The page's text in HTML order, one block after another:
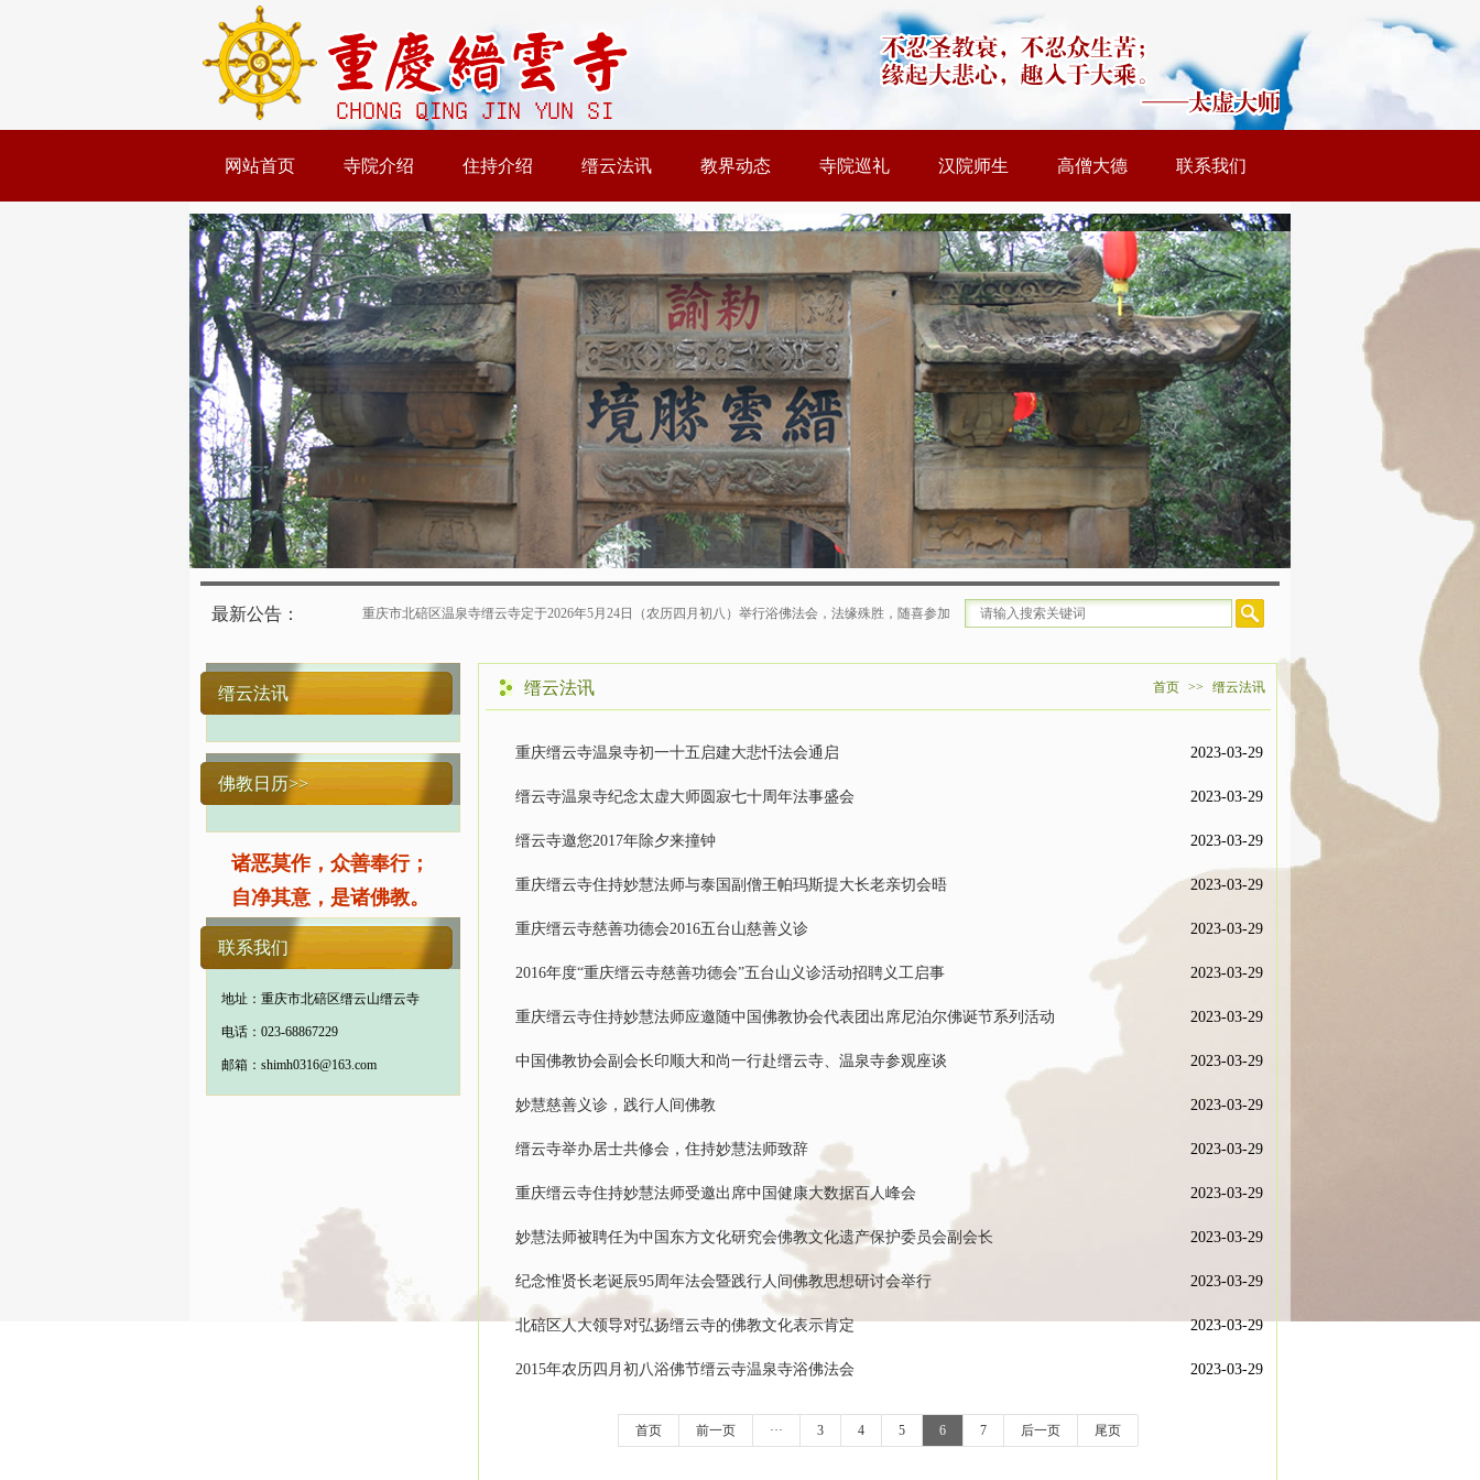
网站首页 寺院介绍 住持介绍 缙云法讯 教界动态 寺院巡礼 汉院师生 高僧大德 联系我们
最新公告： 重庆市北碚区温泉寺缙云寺定于2026年5月24日（农历四月初八）举行浴佛法会，法缘殊胜，随喜参加。联系方式-微信同号：缙云寺客堂：17783000937，温泉寺客堂：19922287720
缙云法讯
佛教日历>>
诸恶莫作，众善奉行；
自净其意，是诸佛教。
联系我们
地址：重庆市北碚区缙云山缙云寺
电话：023-68867229
邮箱：shimh0316@163.com
缙云法讯 首页 >> 缙云法讯
重庆缙云寺温泉寺初一十五启建大悲忏法会通启 2023-03-29
缙云寺温泉寺纪念太虚大师圆寂七十周年法事盛会 2023-03-29
缙云寺邀您2017年除夕来撞钟 2023-03-29
重庆缙云寺住持妙慧法师与泰国副僧王帕玛斯提大长老亲切会晤 2023-03-29
重庆缙云寺慈善功德会2016五台山慈善义诊 2023-03-29
2016年度“重庆缙云寺慈善功德会”五台山义诊活动招聘义工启事 2023-03-29
重庆缙云寺住持妙慧法师应邀随中国佛教协会代表团出席尼泊尔佛诞节系列活动 2023-03-29
中国佛教协会副会长印顺大和尚一行赴缙云寺、温泉寺参观座谈 2023-03-29
妙慧慈善义诊，践行人间佛教 2023-03-29
缙云寺举办居士共修会，住持妙慧法师致辞 2023-03-29
重庆缙云寺住持妙慧法师受邀出席中国健康大数据百人峰会 2023-03-29
妙慧法师被聘任为中国东方文化研究会佛教文化遗产保护委员会副会长 2023-03-29
纪念惟贤长老诞辰95周年法会暨践行人间佛教思想研讨会举行 2023-03-29
北碚区人大领导对弘扬缙云寺的佛教文化表示肯定 2023-03-29
2015年农历四月初八浴佛节缙云寺温泉寺浴佛法会 2023-03-29
首页 前一页 ··· 3 4 5 6 7 后一页 尾页